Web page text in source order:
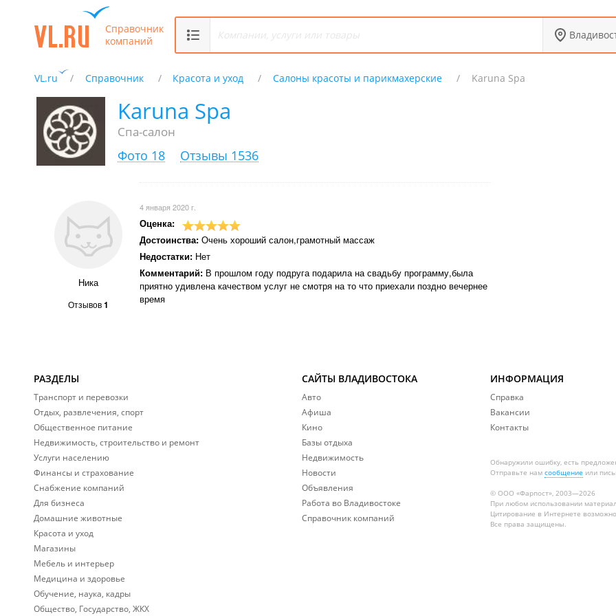
Справочник
компаний
VL.ru Справочник Красота и уход Салоны красоты и парикмахерские Karuna Spa
Karuna Spa
Спа-салон
Фото 18 Отзывы 1536
Ника
Отзывов1
4 января 2020 г.
Оценка:
Достоинства: Очень хороший салон,грамотный массаж
Недостатки: Нет
Комментарий: В прошлом году подруга подарила на свадьбу программу,была
приятно удивлена качеством услуг не смотря на то что приехали поздно вечернее
время
РАЗДЕЛЫ
Транспорт и перевозки
Отдых, развлечения, спорт
Общественное питание
Недвижимость, строительство и ремонт
Услуги населению
Финансы и страхование
Снабжение компаний
Для бизнеса
Домашние животные
Красота и уход
Магазины
Мебель и интерьер
Медицина и здоровье
Обучение, наука, кадры
Общество, Государство, ЖКХ
САЙТЫ ВЛАДИВОСТОКА
Авто
Афиша
Кино
Базы отдыха
Недвижимость
Новости
Объявления
Работа во Владивостоке
Справочник компаний
ИНФОРМАЦИЯ
Справка
Вакансии
Контакты
Обнаружили ошибку, есть
Отправьте нам сообщение или
© ООО «Фарпост», 2003—2026
При любом использовании
Цитирование в Интернете
Все права защищены.